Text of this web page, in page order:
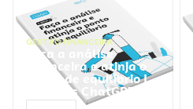
GESTÃO FINANCEIRA
Faça a análise
financeira e atinja o
ponto de equilíbrio |
Prompts ChatGPT